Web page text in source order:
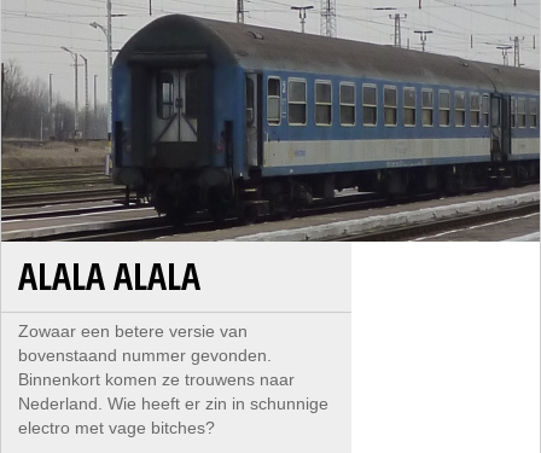
ALALA ALALA
Zowaar een betere versie van
bovenstaand nummer gevonden.
Binnenkort komen ze trouwens naar
Nederland. Wie heeft er zin in schunnige
electro met vage bitches?